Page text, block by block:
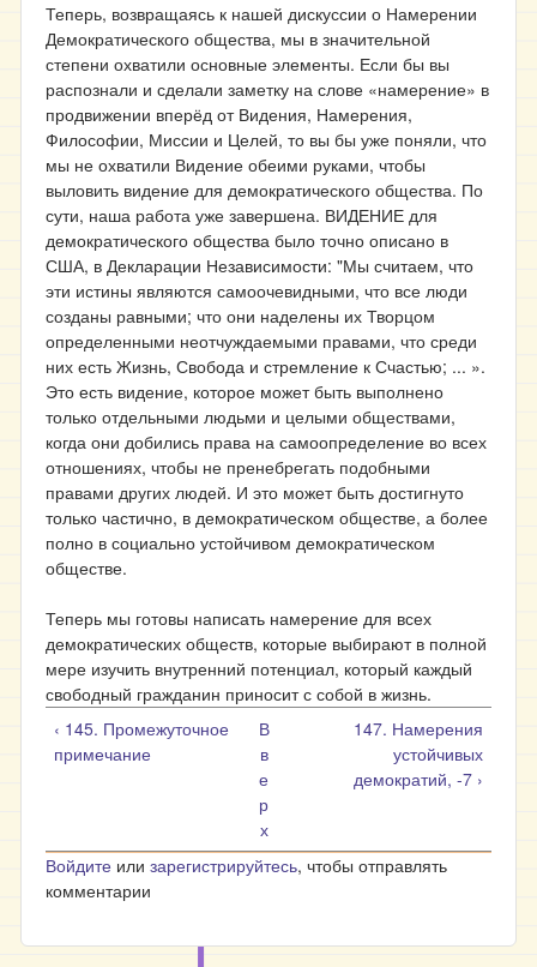
Теперь, возвращаясь к нашей дискуссии о Намерении
Демократического общества, мы в значительной
степени охватили основные элементы. Если бы вы
распознали и сделали заметку на слове «намерение» в
продвижении вперёд от Видения, Намерения,
Философии, Миссии и Целей, то вы бы уже поняли, что
мы не охватили Видение обеими руками, чтобы
выловить видение для демократического общества. По
сути, наша работа уже завершена. ВИДЕНИЕ для
демократического общества было точно описано в
США, в Декларации Независимости: "Мы считаем, что
эти истины являются самоочевидными, что все люди
созданы равными; что они наделены их Творцом
определенными неотчуждаемыми правами, что среди
них есть Жизнь, Свобода и стремление к Счастью; ... ».
Это есть видение, которое может быть выполнено
только отдельными людьми и целыми обществами,
когда они добились права на самоопределение во всех
отношениях, чтобы не пренебрегать подобными
правами других людей. И это может быть достигнуто
только частично, в демократическом обществе, а более
полно в социально устойчивом демократическом
обществе.
Теперь мы готовы написать намерение для всех
демократических обществ, которые выбирают в полной
мере изучить внутренний потенциал, который каждый
свободный гражданин приносит с собой в жизнь.
‹ 145. Промежуточное
примечание
В
в
е
р
х
147. Намерения
устойчивых
демократий, -7 ›
Войдите или зарегистрируйтесь, чтобы отправлять
комментарии